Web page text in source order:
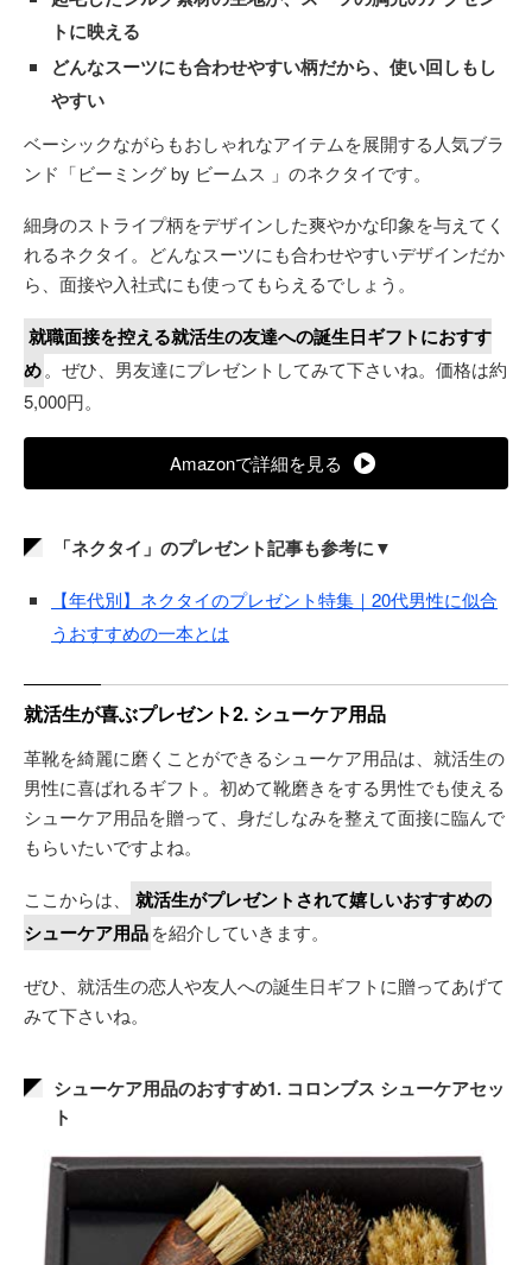
トに映える
どんなスーツにも合わせやすい柄だから、使い回しもし
やすい
ベーシックながらもおしゃれなアイテムを展開する人気ブラ
ンド「ビーミング by ビームス 」のネクタイです。
細身のストライプ柄をデザインした爽やかな印象を与えてく
れるネクタイ。どんなスーツにも合わせやすいデザインだか
ら、面接や入社式にも使ってもらえるでしょう。
就職面接を控える就活生の友達への誕生日ギフトにおすす
め。ぜひ、男友達にプレゼントしてみて下さいね。価格は約
5,000円。
Amazonで詳細を見る
「ネクタイ」のプレゼント記事も参考に▼
【年代別】ネクタイのプレゼント特集｜20代男性に似合
うおすすめの一本とは
就活生が喜ぶプレゼント2. シューケア用品
革靴を綺麗に磨くことができるシューケア用品は、就活生の
男性に喜ばれるギフト。初めて靴磨きをする男性でも使える
シューケア用品を贈って、身だしなみを整えて面接に臨んで
もらいたいですよね。
ここからは、
就活生がプレゼントされて嬉しいおすすめの
シューケア用品を紹介していきます。
ぜひ、就活生の恋人や友人への誕生日ギフトに贈ってあげて
みて下さいね。
シューケア用品のおすすめ1. コロンブス シューケアセッ
ト